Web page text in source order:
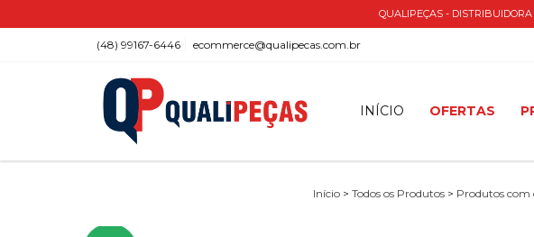
QUALIPEÇAS -
(48) 99167-6446 ecommerce@qualipecas.com.br
INÍCIO OFERTAS
Início > Todos os Produtos > Produtos com